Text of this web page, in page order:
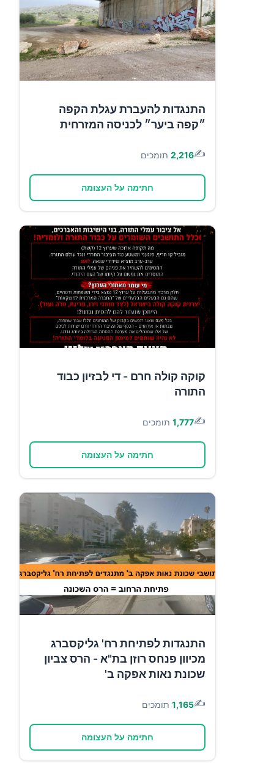
התנגדות להעברת עגלת הקפה
״קפה ביער״ לכניסה המזרחית
✍️
2,216 תומכים
חתימה על העצומה
קוקה קולה חרם - די לבזיון כבוד
התורה
✍️
1,777 תומכים
חתימה על העצומה
התנגדות לפתיחת רח' גליקסברג
מכיוון פנחס רוזן בת"א - הרס צביון
שכונת נאות אפקה ב'
✍️
1,165 תומכים
חתימה על העצומה